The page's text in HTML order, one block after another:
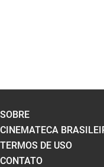
SOBRE
CINEMATECA
TERMOS DE USO
CONTATO